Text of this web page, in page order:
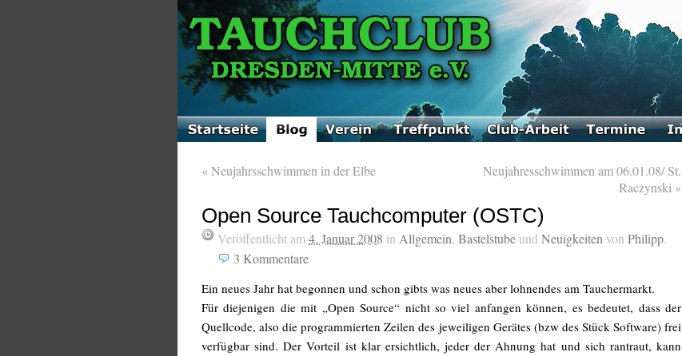
«Neujahrsschwimmen in der Elbe
Neujahresschwimmen am 06.01.08/ St.
Raczynski »
Open Source Tauchcomputer (OSTC)
Veröffentlicht am 4. Januar 2008 in Allgemein, Bastelstube und Neuigkeiten von Philipp.
3 Kommentare
Ein neues Jahr hat begonnen und schon gibts was neues aber lohnendes am Tauchermarkt.
Für diejenigen die mit „Open Source“ nicht so viel anfangen können, es bedeutet, dass der
Quellcode, also die programmierten Zeilen des jeweiligen Gerätes (bzw des Stück Software) frei
verfügbar sind. Der Vorteil ist klar ersichtlich, jeder der Ahnung hat und sich rantraut, kann